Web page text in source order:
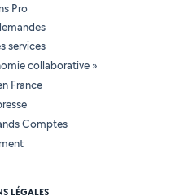
Pro
services
collaborative »
France
Comptes
LÉGALES